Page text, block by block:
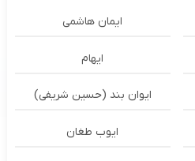
ایمان هاشمی
ایهام
ایوان بند (حسین شریفی)
ایوب طغان